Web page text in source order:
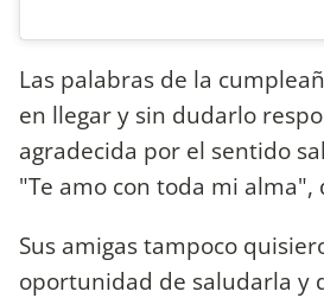
Las palabras de la
en llegar y sin dudarlo
agradecida por el sentido
"Te amo con toda mi alma",
Sus amigas tampoco
oportunidad de saludarla y